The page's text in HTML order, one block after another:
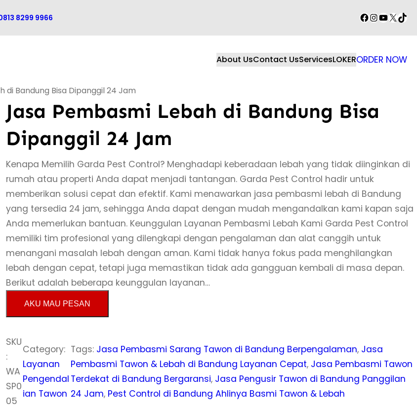
8299 9966 Facebook
Instagram
YouTube
X
About UsContact UsServicesLOKERORDER NOW
di Bandung Bisa Dipanggil 24 Jam
Jasa Pembasmi Lebah di Bandung Bisa
Dipanggil 24 Jam
Kenapa Memilih Garda Pest Control? Menghadapi keberadaan lebah yang tidak diinginkan di
rumah atau properti Anda dapat menjadi tantangan. Garda Pest Control hadir untuk
memberikan solusi cepat dan efektif. Kami menawarkan jasa pembasmi lebah di Bandung
yang tersedia 24 jam, sehingga Anda dapat dengan mudah mengandalkan kami kapan saja
Anda memerlukan bantuan. Keunggulan Layanan Pembasmi Lebah Kami Garda Pest Control
memiliki tim profesional yang dilengkapi dengan pengalaman dan alat canggih untuk
menangani masalah lebah dengan aman. Kami tidak hanya fokus pada menghilangkan
lebah dengan cepat, tetapi juga memastikan tidak ada gangguan kembali di masa depan.
Berikut adalah beberapa keunggulan layanan…
AKU MAU PESAN
SKU
:
WA
SP0
05
Category:
Layanan
Pengendal
ian Tawon
Tags: Jasa Pembasmi Sarang Tawon di Bandung Berpengalaman, Jasa
Pembasmi Tawon & Lebah di Bandung Layanan Cepat, Jasa Pembasmi Tawon
Terdekat di Bandung Bergaransi, Jasa Pengusir Tawon di Bandung Panggilan
24 Jam, Pest Control di Bandung Ahlinya Basmi Tawon & Lebah